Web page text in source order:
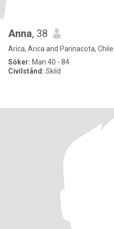
Anna, 38
Arica, Arica and Parinacota, Chile
Söker: Man 40 - 84
Civilstånd: Skild